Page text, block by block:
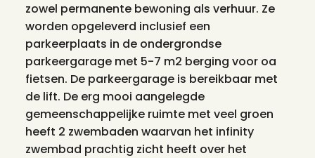
zowel permanente bewoning als verhuur. Ze
worden opgeleverd inclusief een
parkeerplaats in de ondergrondse
parkeergarage met 5-7 m2 berging voor oa
fietsen. De parkeergarage is bereikbaar met
de lift. De erg mooi aangelegde
gemeenschappelijke ruimte met veel groen
heeft 2 zwembaden waarvan het infinity
zwembad prachtig zicht heeft over het